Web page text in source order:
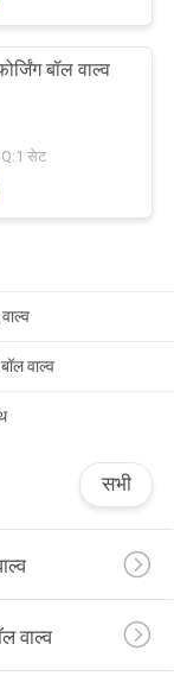
बॉल वाल्व
सेट
वाल्व
सभी
वाल्व